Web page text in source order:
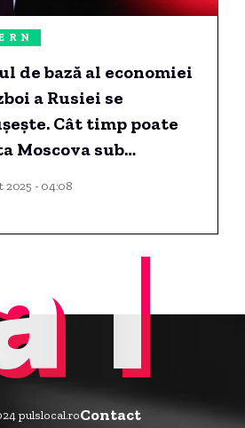
de bază al economiei
a Rusiei se
Cât timp poate
Moscova sub
2025 - 04:08
pulslocal.roContact